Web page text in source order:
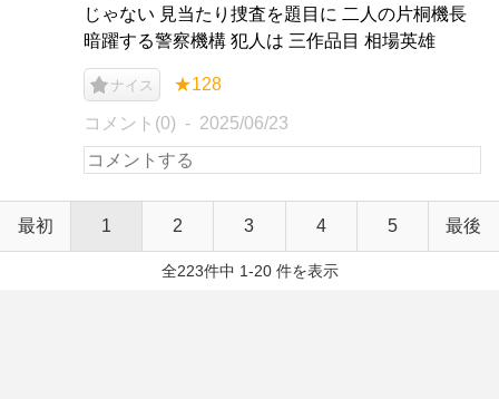
じゃない 見当たり捜査を題目に 二人の片桐機長
暗躍する警察機構 犯人は 三作品目 相場英雄
ナイス ★128
コメント(0) 2025/06/23
最初 1 2 3 4 5 最後
全223件中 1-20 件を表示